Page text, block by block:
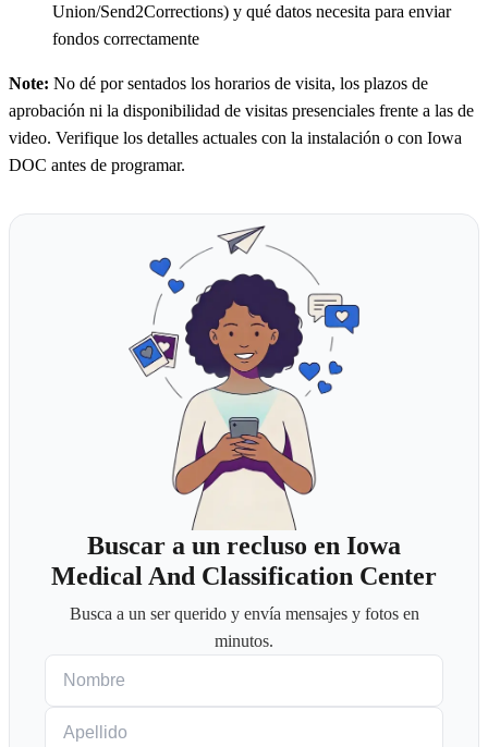
Union/Send2Corrections) y qué datos necesita para enviar
fondos correctamente
Note: No dé por sentados los horarios de visita, los plazos de
aprobación ni la disponibilidad de visitas presenciales frente a las de
video. Verifique los detalles actuales con la instalación o con Iowa
DOC antes de programar.
Buscar a un recluso en Iowa
Medical And Classification Center
Busca a un ser querido y envía mensajes y fotos en
minutos.